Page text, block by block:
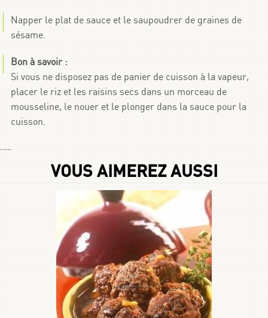
Napper le plat de sauce et le saupoudrer de graines de
sésame.
Bon à savoir :
Si vous ne disposez pas de panier de cuisson à la vapeur,
placer le riz et les raisins secs dans un morceau de
mousseline, le nouer et le plonger dans la sauce pour la
cuisson.
VOUS AIMEREZ AUSSI